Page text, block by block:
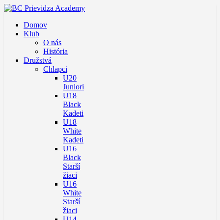
Domov
Klub
O nás
História
Družstvá
Chlapci
U20
Juniori
U18
Black
Kadeti
U18
White
Kadeti
U16
Black
Starší
žiaci
U16
White
Starší
žiaci